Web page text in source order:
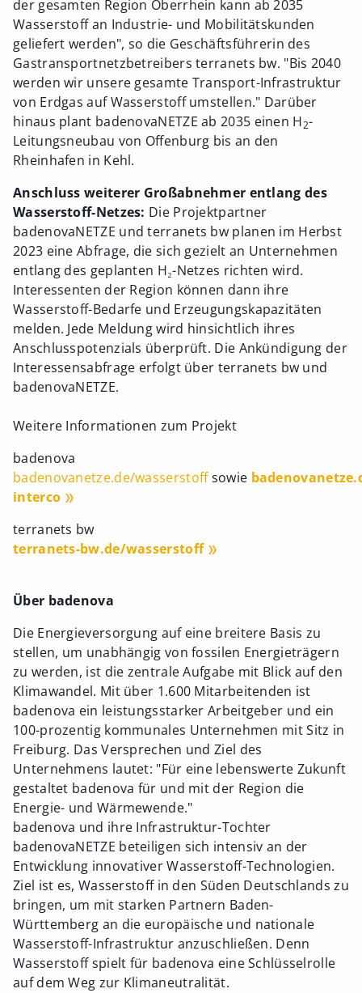
der gesamten Region Oberrhein kann ab 2035
Wasserstoff an Industrie- und Mobilitätskunden
geliefert werden", so die Geschäftsführerin des
Gastransportnetzbetreibers terranets bw. "Bis 2040
werden wir unsere gesamte Transport-Infrastruktur
von Erdgas auf Wasserstoff umstellen." Darüber
hinaus plant badenovaNETZE ab 2035 einen H2-
Leitungsneubau von Offenburg bis an den
Rheinhafen in Kehl.
Anschluss weiterer Großabnehmer entlang des
Wasserstoff-Netzes: Die Projektpartner
badenovaNETZE und terranets bw planen im Herbst
2023 eine Abfrage, die sich gezielt an Unternehmen
entlang des geplanten H₂-Netzes richten wird.
Interessenten der Region können dann ihre
Wasserstoff-Bedarfe und Erzeugungskapazitäten
melden. Jede Meldung wird hinsichtlich ihres
Anschlusspotenzials überprüft. Die Ankündigung der
Interessensabfrage erfolgt über terranets bw und
badenovaNETZE.
Weitere Informationen zum Projekt
badenova
badenovanetze.de/wasserstoffsowie
interco
terranets bw
terranets-bw.de/wasserstoff
Über badenova
Die Energieversorgung auf eine breitere Basis zu
stellen, um unabhängig von fossilen Energieträgern
zu werden, ist die zentrale Aufgabe mit Blick auf den
Klimawandel. Mit über 1.600 Mitarbeitenden ist
badenova ein leistungsstarker Arbeitgeber und ein
100-prozentig kommunales Unternehmen mit Sitz in
Freiburg. Das Versprechen und Ziel des
Unternehmens lautet: "Für eine lebenswerte Zukunft
gestaltet badenova für und mit der Region die
Energie- und Wärmewende."
badenova und ihre Infrastruktur-Tochter
badenovaNETZE beteiligen sich intensiv an der
Entwicklung innovativer Wasserstoff-Technologien.
Ziel ist es, Wasserstoff in den Süden Deutschlands zu
bringen, um mit starken Partnern Baden-
Württemberg an die europäische und nationale
Wasserstoff-Infrastruktur anzuschließen. Denn
Wasserstoff spielt für badenova eine Schlüsselrolle
auf dem Weg zur Klimaneutralität.